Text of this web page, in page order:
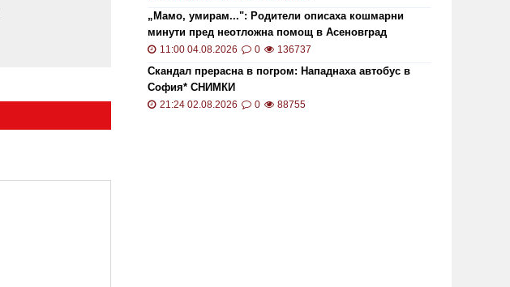
„Мамо, умирам...": Родители описаха кошмарни
минути пред неотложна помощ в Асеновград
11:00 04.08.2026 0 136737
Скандал прерасна в погром: Нападнаха автобус в
София* СНИМКИ
21:24 02.08.2026 0 88755